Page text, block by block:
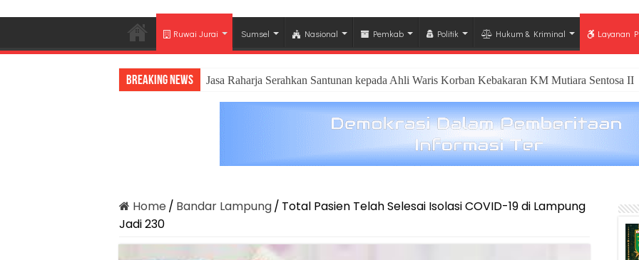
Ruwai Jurai Sumsel Nasional Pemkab Politik Hukum & Kriminal Layanan
Breaking News Jasa Raharja Serahkan Santunan kepada Ahli Waris Korban Kebakaran KM Mutiara Sentosa II
Home / Bandar Lampung/ Total Pasien Telah Selesai Isolasi COVID-19 di Lampung
Jadi 230